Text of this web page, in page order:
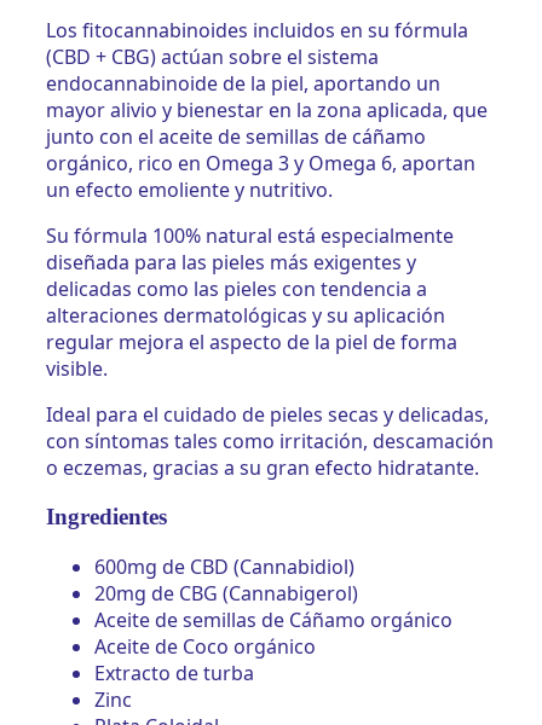
Los fitocannabinoides incluidos en su fórmula
(CBD + CBG) actúan sobre el sistema
endocannabinoide de la piel, aportando un
mayor alivio y bienestar en la zona aplicada, que
junto con el aceite de semillas de cáñamo
orgánico, rico en Omega 3 y Omega 6, aportan
un efecto emoliente y nutritivo.
Su fórmula 100% natural está especialmente
diseñada para las pieles más exigentes y
delicadas como las pieles con tendencia a
alteraciones dermatológicas y su aplicación
regular mejora el aspecto de la piel de forma
visible.
Ideal para el cuidado de pieles secas y delicadas,
con síntomas tales como irritación, descamación
o eczemas, gracias a su gran efecto hidratante.
Ingredientes
600mg de CBD (Cannabidiol)
20mg de CBG (Cannabigerol)
Aceite de semillas de Cáñamo orgánico
Aceite de Coco orgánico
Extracto de turba
Zinc